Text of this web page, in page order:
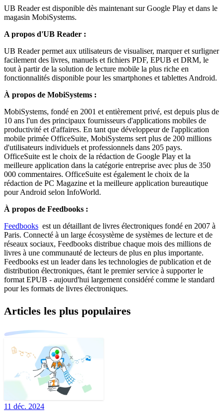
UB Reader est disponible dès maintenant sur Google Play et dans le
magasin MobiSystems.
A propos d'UB Reader :
UB Reader permet aux utilisateurs de visualiser, marquer et surligner
facilement des livres, manuels et fichiers PDF, EPUB et DRM, le
tout à partir de la solution de lecture mobile la plus riche en
fonctionnalités disponible pour les smartphones et tablettes Android.
À propos de MobiSystems :
MobiSystems, fondé en 2001 et entièrement privé, est depuis plus de
10 ans l'un des principaux fournisseurs d'applications mobiles de
productivité et d'affaires. En tant que développeur de l'application
mobile primée OfficeSuite, MobiSystems sert plus de 200 millions
d'utilisateurs individuels et professionnels dans 205 pays.
OfficeSuite est le choix de la rédaction de Google Play et la
meilleure application dans la catégorie entreprise avec plus de 350
000 commentaires. OfficeSuite est également le choix de la
rédaction de PC Magazine et la meilleure application bureautique
pour Android selon InfoWorld.
À propos de Feedbooks :
Feedbooks est un détaillant de livres électroniques fondé en 2007 à
Paris. Connecté à un large écosystème de systèmes de lecture et de
réseaux sociaux, Feedbooks distribue chaque mois des millions de
livres à une communauté de lecteurs de plus en plus importante.
Feedbooks est un leader dans les technologies de publication et de
distribution électroniques, étant le premier service à supporter le
format EPUB - aujourd'hui largement considéré comme le standard
pour les formats de livres électroniques.
Articles les plus populaires
11 déc. 2024